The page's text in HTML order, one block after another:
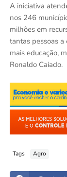
A iniciativa
nos 246
milhões em
tantas pessoas
mais educação,
Ronaldo Caiado.
Tags Agro